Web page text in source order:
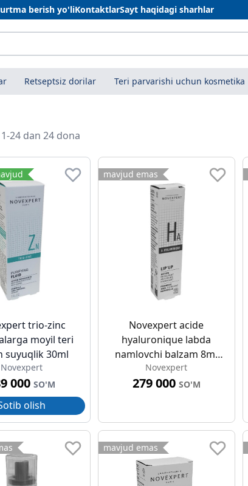
berish yo'liKontaktlarSayt haqidagi sharhlar
Retseptsiz dorilar Teri parvarishi uchun kosmetika
24 dan 24 dona
trio-zinc
moyil teri
suyuqlik 30ml
Novexpert
000SO'M
olish
mavjud emas
Novexpert acide
hyaluronique labda
namlovchi balzam 8ml
to'ldirish hajmi
Novexpert
279 000 SO'M
mavjud emas